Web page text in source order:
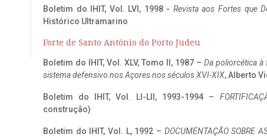
Boletim do IHIT, Vol. LVI, 1998 - Revista aos Fortes que
Histórico Ultramarino
Forte de Santo António do Porto Judeu
Boletim do IHIT, Vol. XLV, Tomo II, 1987 – Da poliorcética
sistema defensivo nos Açores nos séculos XVI-XIX, Alberto
Boletim do IHIT, Vol. LI-LII, 1993-1994 –
construção)
Boletim do IHIT, Vol. L, 1992 – DOCUMENTAÇÃO SOBRE